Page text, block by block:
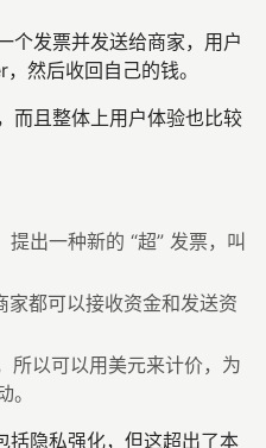
个发票并发送给商家，用户
然后收回自己的钱。
而且整体上用户体验也比较
提出一种新的 “超” 发票，叫
都可以接收资金和发送资
所以可以用美元来计价，为
括隐私强化，但这超出了本